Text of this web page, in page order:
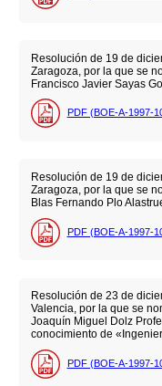
Resolución de 19 de
Zaragoza, por la que se
Francisco Javier Sayas
PDF (BOE-A-1997-
Resolución de 19 de
Zaragoza, por la que se
Blas Fernando Plo
PDF (BOE-A-1997-
Resolución de 23 de
Valencia, por la que se
Joaquín Miguel Dolz
conocimiento de
PDF (BOE-A-1997-